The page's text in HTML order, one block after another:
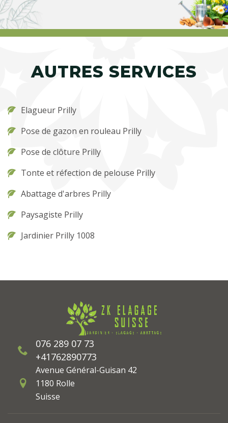
AUTRES SERVICES
Elagueur Prilly
Pose de gazon en rouleau Prilly
Pose de clôture Prilly
Tonte et réfection de pelouse Prilly
Abattage d'arbres Prilly
Paysagiste Prilly
Jardinier Prilly 1008
076 289 07 73
+41762890773
Avenue Général-Guisan 42
1180 Rolle
Suisse